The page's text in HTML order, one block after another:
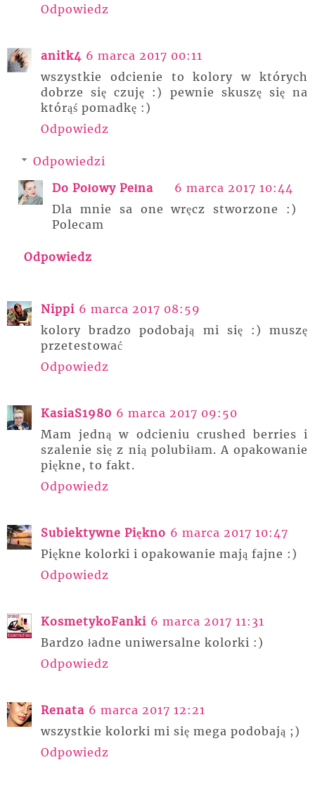
Odpowiedz
anitk4 6 marca 2017 00:11
wszystkie odcienie to kolory w których
dobrze się czuję :) pewnie skuszę się na
którąś pomadkę :)
Odpowiedz
Odpowiedzi
Do Połowy Pełna
6 marca 2017 10:44
Dla mnie sa one wręcz stworzone :)
Polecam
Odpowiedz
Nippi 6 marca 2017 08:59
kolory bradzo podobają mi się :) muszę
przetestować
Odpowiedz
KasiaS1980 6 marca 2017 09:50
Mam jedną w odcieniu crushed berries i
szalenie się z nią polubiłam. A opakowanie
piękne, to fakt.
Odpowiedz
Subiektywne Piękno 6 marca 2017 10:47
Piękne kolorki i opakowanie mają fajne :)
Odpowiedz
KosmetykoFanki 6 marca 2017 11:31
Bardzo ładne uniwersalne kolorki :)
Odpowiedz
Renata 6 marca 2017 12:21
wszystkie kolorki mi się mega podobają ;)
Odpowiedz